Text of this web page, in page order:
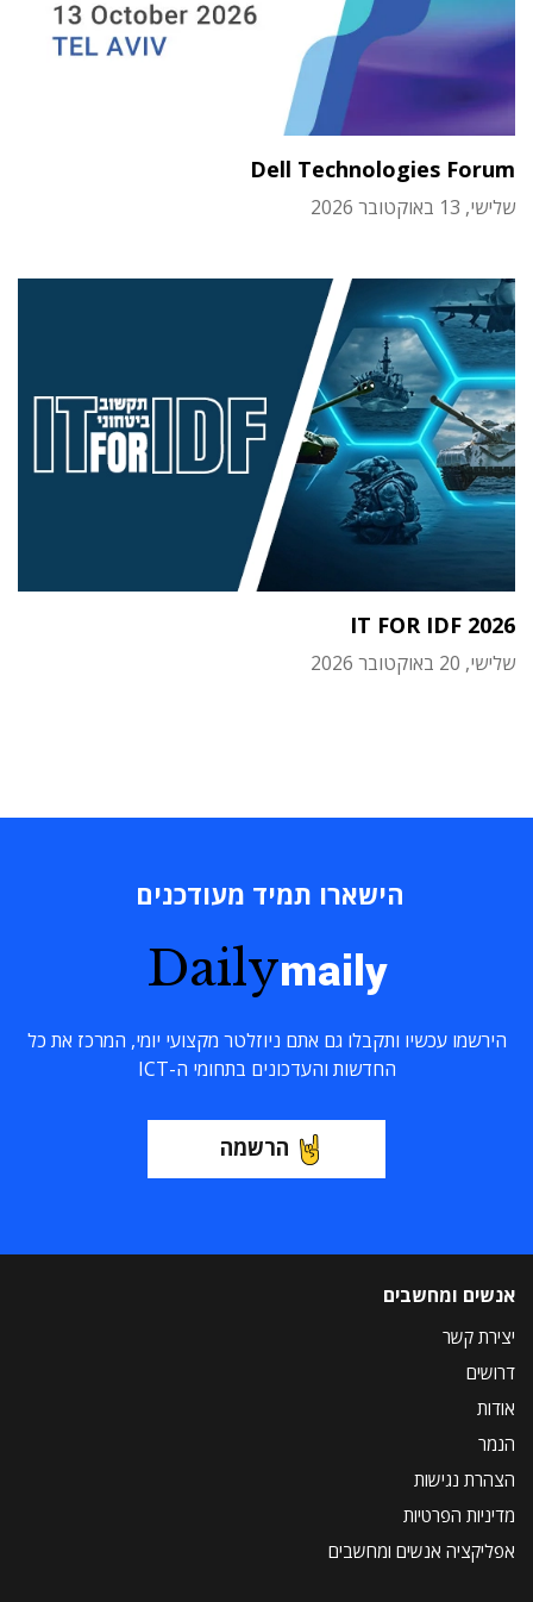
Dell Technologies Forum
שלישי, 13 באוקטובר 2026
IT FOR IDF 2026
שלישי, 20 באוקטובר 2026
הישארו תמיד מעודכנים
Dailymaily
הירשמו עכשיו ותקבלו גם אתם ניוזלטר מקצועי יומי, המרכז את כל
החדשות והעדכונים בתחומי ה-ICT
הרשמה
אנשים ומחשבים
יצירת קשר
דרושים
אודות
הנמר
הצהרת נגישות
מדיניות הפרטיות
אפליקציה אנשים ומחשבים